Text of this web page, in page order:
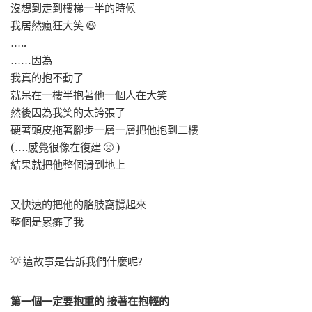
沒想到走到樓梯一半的時候
我居然瘋狂大笑 😆
…..
……因為
我真的抱不動了
就呆在一樓半抱著他一個人在大笑
然後因為我笑的太誇張了
硬著頭皮拖著腳步一層一層把他抱到二樓
(….感覺很像在復建 🙁 )
結果就把他整個滑到地上
又快速的把他的胳肢窩撐起來
整個是累癱了我
💡 這故事是告訴我們什麼呢?
第一個一定要抱重的 接著在抱輕的